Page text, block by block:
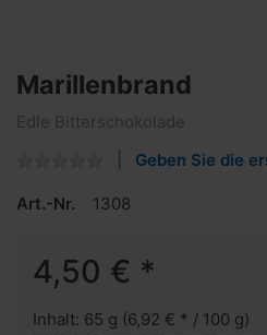
Marillenbrand
Edle Bitterschokolade
Geben Sie die
Art.-Nr. 1308
4,50 € *
Inhalt: 65 g (6,92 € * / 100 g)